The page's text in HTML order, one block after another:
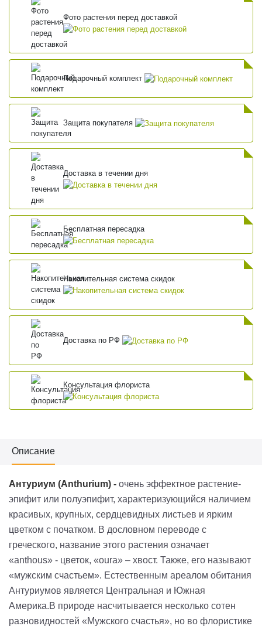
Фото растения перед доставкой
Подарочный комплект
Защита покупателя
Доставка в течении дня
Бесплатная пересадка
Накопительная система скидок
Доставка по РФ
Консультация флориста
Описание
Антуриум (Anthurium) - очень эффектное растение-
эпифит или полуэпифит, характеризующийся наличием
красивых, крупных, сердцевидных листьев и ярким
цветком с початком. В дословном переводе с
греческого, название этого растения означает
«anthous» - цветок, «oura» – хвост. Также, его называют
«мужским счастьем». Естественным ареалом обитания
Антуриумов является Центральная и Южная
Америка.В природе насчитывается несколько сотен
разновидностей «Мужского счастья», но во флористике